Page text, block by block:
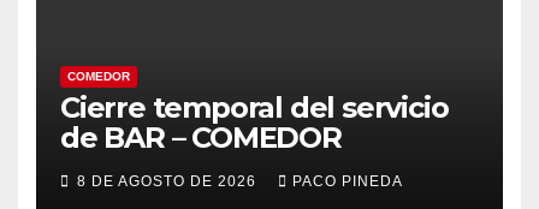
COMEDOR
Cierre temporal del servicio
de BAR – COMEDOR
8 DE AGOSTO DE 2026 PACO PINEDA